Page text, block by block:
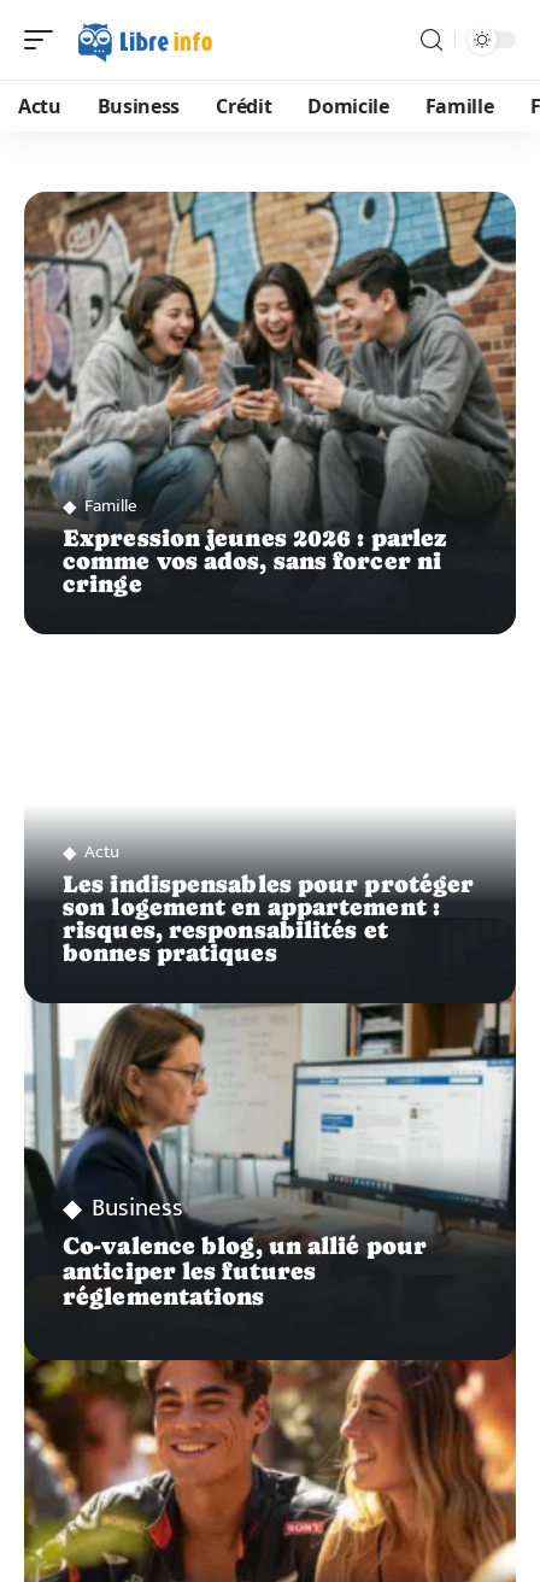
Actu Business Crédit Domicile Famille
Famille
Expression jeunes 2026 : parlez
comme vos ados, sans forcer ni
cringe
Actu
Les indispensables pour protéger
son logement en appartement :
risques, responsabilités et
bonnes pratiques
Business
Co-valence blog, un allié pour
anticiper les futures
réglementations